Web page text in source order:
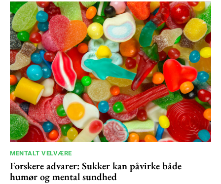
MENTALT VELVÆRE
Forskere advarer: Sukker kan påvirke både
humør og mental sundhed